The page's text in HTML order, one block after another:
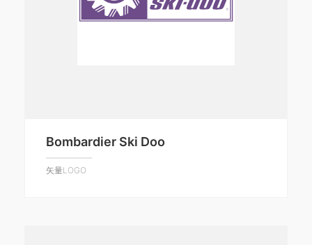
Bombardier Ski Doo
矢量LOGO